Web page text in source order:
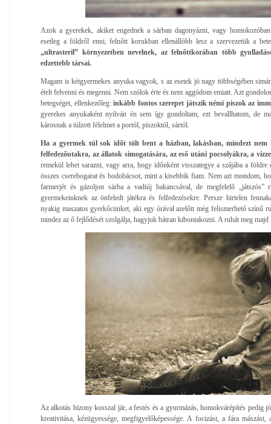
Azok a gyerekek, akiket engednek a sárban dagonyázni, vagy
esetleg a földről enni, felnőtt korukban ellenállóbb lesz a szervezetük a
„ultrasteril” környezetben nevelnek, az felnőttkorában több
edzettebb társai.
Magam is kétgyermekes anyuka vagyok, s az esetek jó nagy többségében
ételt felvenni és megenni. Nem szólok érte és nem aggódom emiatt. Azt
betegséget, ellenkezőleg:inkább fontos szerepet játszik némi piszok az
gyerekes anyukaként nyilván én sem így gondoltam, ezt bevallhatom, de
károsnak a túlzott félelmet a portól, piszoktól, sártól.
Ha a gyermek túl sok időt tölt bent a házban, lakásban, mindezt
felfedezőutakra, az állatok simogatására, az eső utáni pocsolyákra, a
remekül lehet sarazni, vagy arra, hogy időnként visszategye a szájába a
összes cserebogarat és bodobácsot, mint a kisebbik fiam. Nem azt mondom,
farmerjét és gázoljon sárba a vadiúj bakancsával, de megfelelő „játszós”
gyermekeinknek az önfeledt játékra és felfedezésekre. Persze hirtelen
nyakig maszatos gyerkőcünket, aki egy órával azelőtt még felismerhető színű
mindez az ő fejlődését szolgálja, hagyjuk bátran kibontakozni. A ruhát meg
Az alkotás bizony kosszal jár, a festés és a gyurmázás, homokvárépítés pedig
kreativitása, kézügyessége, megfigyelőképessége. A focizást, a fára